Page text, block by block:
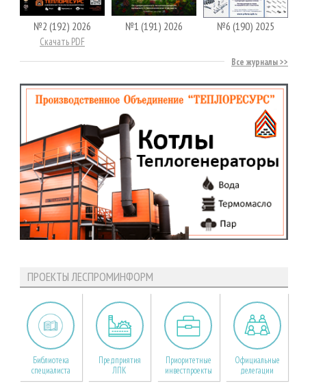
№2 (192) 2026
Скачать PDF
№1 (191) 2026 №6 (190) 2025
Все журналы
ПРОЕКТЫ ЛЕСПРОМИНФОРМ
Библиотека
специалиста
Предприятия
ЛПК
Приоритетные
инвестпроекты
Официальные
делегации